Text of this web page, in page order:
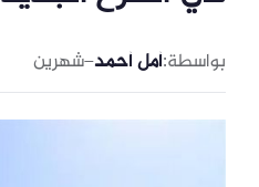
بواسطة:أمل أحمد–شهرين